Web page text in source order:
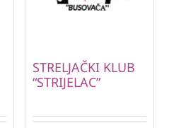
STRELJAČKI KLUB
“STRIJELAC”